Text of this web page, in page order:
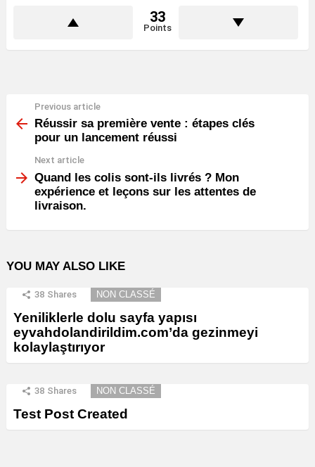
33
Points
more
Previous article
Réussir sa première vente : étapes clés
pour un lancement réussi
Next article
Quand les colis sont-ils livrés ? Mon
expérience et leçons sur les attentes de
livraison.
YOU MAY ALSO LIKE
38 Shares NON CLASSÉ
Yeniliklerle dolu sayfa yapısı
eyvahdolandirildim.com’da gezinmeyi
kolaylaştırıyor
38 Shares NON CLASSÉ
Test Post Created